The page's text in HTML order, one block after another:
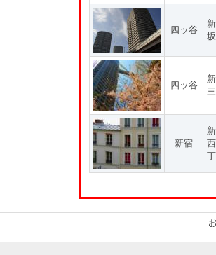
四ッ谷
四ッ谷
新宿